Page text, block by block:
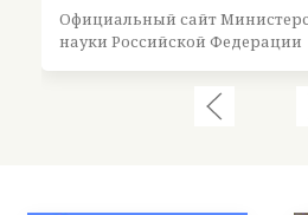
Официальный сайт
науки Российской Федерации